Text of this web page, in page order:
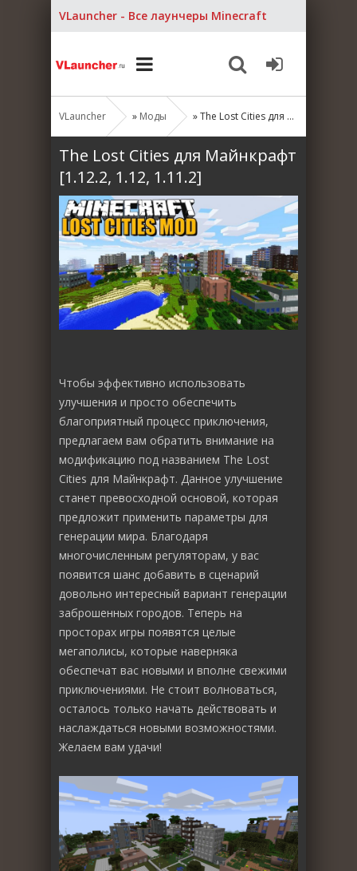
VLauncher - Все лаунчеры Minecraft
VLauncher » Моды » The Lost Cities для Майнкрафт [1.12.2, 1.12, 1.11.2]
The Lost Cities для Майнкрафт
[1.12.2, 1.12, 1.11.2]
Чтобы эффективно использовать
улучшения и просто обеспечить
благоприятный процесс приключения,
предлагаем вам обратить внимание на
модификацию под названием The Lost
Cities для Майнкрафт. Данное улучшение
станет превосходной основой, которая
предложит применить параметры для
генерации мира. Благодаря
многочисленным регуляторам, у вас
появится шанс добавить в сценарий
довольно интересный вариант генерации
заброшенных городов. Теперь на
просторах игры появятся целые
мегаполисы, которые наверняка
обеспечат вас новыми и вполне свежими
приключениями. Не стоит волноваться,
осталось только начать действовать и
наслаждаться новыми возможностями.
Желаем вам удачи!